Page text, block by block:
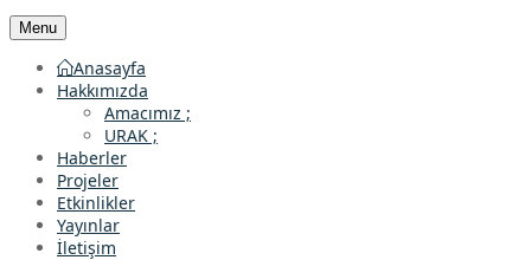
Menu
Anasayfa
Hakkımızda
Amacımız ;
URAK ;
Haberler
Projeler
Etkinlikler
Yayınlar
İletişim